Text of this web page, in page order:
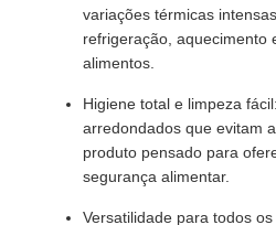
variações térmicas
refrigeração, aquecimento
alimentos.
Higiene total e limpeza
arredondados que evitam
produto pensado para
segurança alimentar.
Versatilidade para todos